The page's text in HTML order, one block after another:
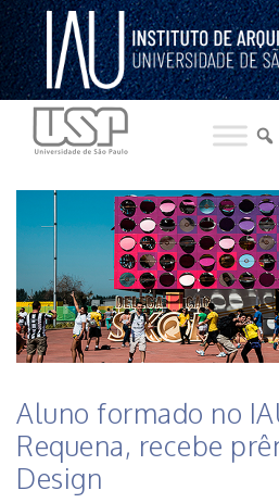
Pular
para
o
conteúdo
Aluno formado no
Requena, recebe
Design